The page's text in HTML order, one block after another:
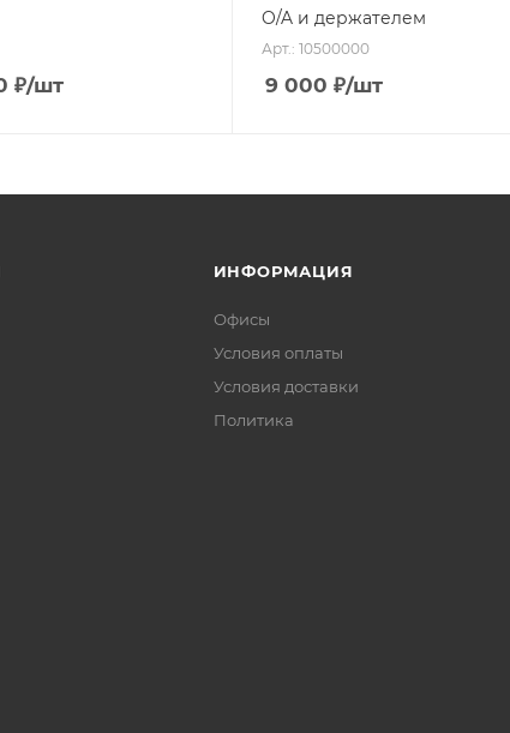
₽/шт
O/A и держателем
Арт.: 10500000
9 000 ₽/шт
ИНФОРМАЦИЯ
Офисы
Условия оплаты
Условия доставки
Политика